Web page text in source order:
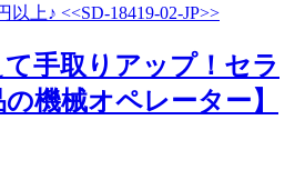
て手取りアップ！セラ
機械オペレーター】